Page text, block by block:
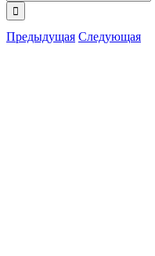
поиска:
Предыдущая Следующая